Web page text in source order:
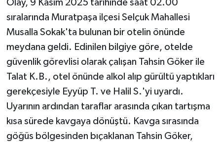
Olay, 9 Kasım 2025 tarihinde saat 02.00
sıralarında Muratpaşa ilçesi Selçuk Mahallesi
Musalla Sokak'ta bulunan bir otelin önünde
meydana geldi. Edinilen bilgiye göre, otelde
güvenlik görevlisi olarak çalışan Tahsin Göker ile
Talat K.B., otel önünde alkol alıp gürültü yaptıkları
gerekçesiyle Eyyüp T. ve Halil S.'yi uyardı.
Uyarının ardından taraflar arasında çıkan tartışma
kısa sürede kavgaya dönüştü. Kavga sırasında
göğüs bölgesinden bıçaklanan Tahsin Göker,